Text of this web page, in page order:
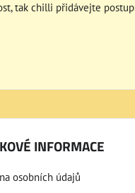
tak chilli přidávejte
INFORMACE
osobních údajů